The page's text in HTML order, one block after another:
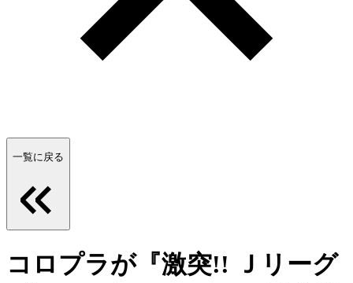
一覧に戻る
コロプラが『激突!! Ｊリーグ